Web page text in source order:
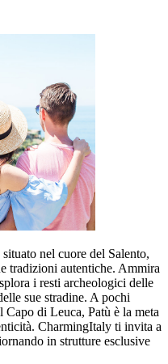
nel cuore del Salento,
tradizioni autentiche. Ammira
i resti archeologici delle
sue stradine. A pochi
di Leuca, Patù è la meta
CharmingItaly ti invita a
in strutture esclusive